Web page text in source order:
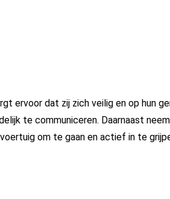
ervoor dat zij zich veilig en op hun
te communiceren. Daarnaast
om te gaan en actief in te